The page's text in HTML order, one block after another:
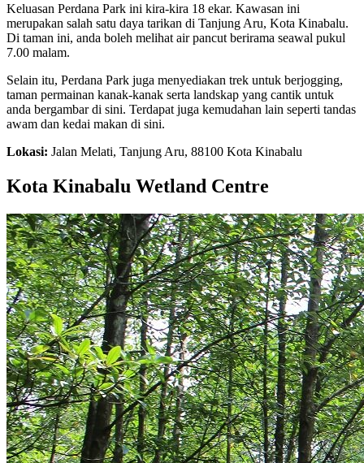
Keluasan Perdana Park ini kira-kira 18 ekar. Kawasan ini
merupakan salah satu daya tarikan di Tanjung Aru, Kota Kinabalu.
Di taman ini, anda boleh melihat air pancut berirama seawal pukul
7.00 malam.
Selain itu, Perdana Park juga menyediakan trek untuk berjogging,
taman permainan kanak-kanak serta landskap yang cantik untuk
anda bergambar di sini. Terdapat juga kemudahan lain seperti tandas
awam dan kedai makan di sini.
Lokasi: Jalan Melati, Tanjung Aru, 88100 Kota Kinabalu
Kota Kinabalu Wetland Centre